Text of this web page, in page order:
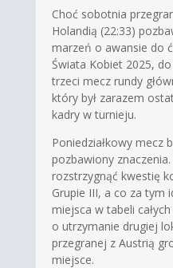
Choć sobotnia
Holandią (22:33)
marzeń o awansie do
Świata Kobiet 2025,
trzeci mecz rundy
który był zarazem
kadry w turnieju.
Poniedziałkowy mecz
pozbawiony
rozstrzygnąć kwestię
Grupie III, a co za tym
miejsca w tabeli
o utrzymanie drugiej
przegranej z Austrią
miejsce.